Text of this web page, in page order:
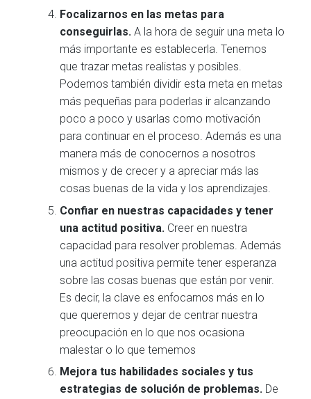
Focalizarnos en las metas para
conseguirlas. A la hora de seguir una meta lo
más importante es establecerla. Tenemos
que trazar metas realistas y posibles.
Podemos también dividir esta meta en metas
más pequeñas para poderlas ir alcanzando
poco a poco y usarlas como motivación
para continuar en el proceso. Además es una
manera más de conocernos a nosotros
mismos y de crecer y a apreciar más las
cosas buenas de la vida y los aprendizajes.
Confiar en nuestras capacidades y tener
una actitud positiva. Creer en nuestra
capacidad para resolver problemas. Además
una actitud positiva permite tener esperanza
sobre las cosas buenas que están por venir.
Es decir, la clave es enfocarnos más en lo
que queremos y dejar de centrar nuestra
preocupación en lo que nos ocasiona
malestar o lo que tememos
Mejora tus habilidades sociales y tus
estrategias de solución de problemas. De